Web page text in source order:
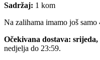
Sadržaj: 1 kom
Na zalihama imamo još samo
Očekivana dostava: srijeda,
nedjelja do 23:59.